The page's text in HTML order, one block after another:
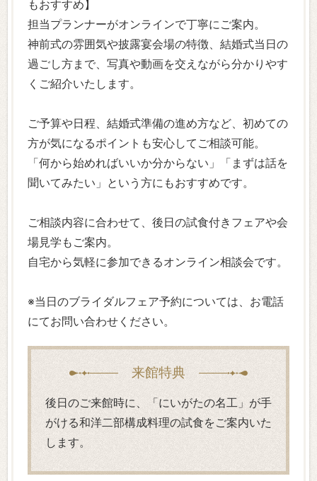
もおすすめ】
担当プランナーがオンラインで丁寧にご案内。
神前式の雰囲気や披露宴会場の特徴、結婚式当日の
過ごし方まで、写真や動画を交えながら分かりやす
くご紹介いたします。
ご予算や日程、結婚式準備の進め方など、初めての
方が気になるポイントも安心してご相談可能。
「何から始めればいいか分からない」「まずは話を
聞いてみたい」という方にもおすすめです。
ご相談内容に合わせて、後日の試食付きフェアや会
場見学もご案内。
自宅から気軽に参加できるオンライン相談会です。
※当日のブライダルフェア予約については、お電話
にてお問い合わせください。
来館特典
後日のご来館時に、「にいがたの名工」が手
がける和洋二部構成料理の試食をご案内いた
します。